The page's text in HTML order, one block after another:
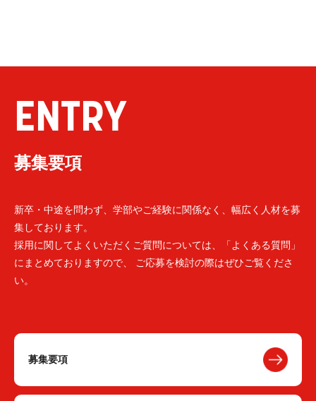
ENTRY
募集要項
新卒・中途を問わず、学部やご経験に関係なく、幅広く人材を募
集しております。
採用に関してよくいただくご質問については、「よくある質問」
にまとめておりますので、 ご応募を検討の際はぜひご覧くださ
い。
募集要項